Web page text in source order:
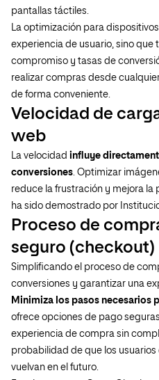
pantallas táctiles.
La optimización para
experiencia de usuario, sino
compromiso y tasas de
realizar compras desde
de forma conveniente.
Velocidad de
web
La velocidad influye
conversiones. Optimizar
reduce la frustración y mejora
ha sido demostrado por
Proceso de
seguro (checkout)
Simplificando el proceso de
conversiones y garantizar una
Minimiza los pasos necesarios
ofrece opciones de pago
experiencia de compra sin
probabilidad de que los
vuelvan en el futuro.